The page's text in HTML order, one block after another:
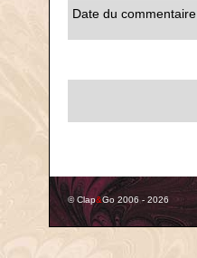
Date du commentaire
© Clap&Go 2006 - 2026